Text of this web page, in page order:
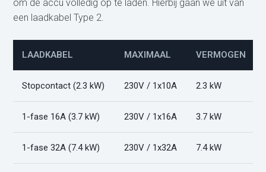
om de accu volledig op te laden. Hierbij gaan we uit van
een laadkabel Type 2.
LAADKABEL MAXIMAAL VERMOGEN
Stopcontact (2.3 kW) 230V / 1x10A 2.3 kW
1-fase 16A (3.7 kW) 230V / 1x16A 3.7 kW
1-fase 32A (7.4 kW) 230V / 1x32A 7.4 kW